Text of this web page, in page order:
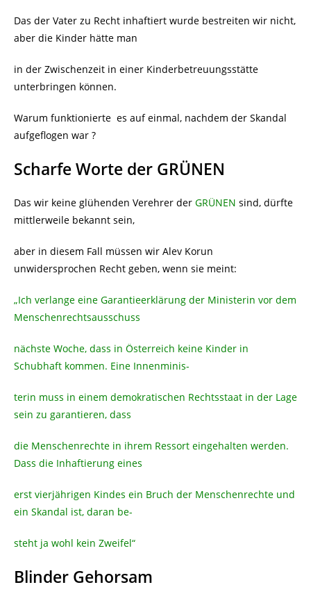
Das der Vater zu Recht inhaftiert wurde bestreiten wir nicht,
aber die Kinder hätte man
in der Zwischenzeit in einer Kinderbetreuungsstätte
unterbringen können.
Warum funktionierte es auf einmal, nachdem der Skandal
aufgeflogen war ?
Scharfe Worte der GRÜNEN
Das wir keine glühenden Verehrer der GRÜNEN sind, dürfte
mittlerweile bekannt sein,
aber in diesem Fall müssen wir Alev Korun
unwidersprochen Recht geben, wenn sie meint:
„Ich verlange eine Garantieerklärung der Ministerin vor dem
Menschenrechtsausschuss
nächste Woche, dass in Österreich keine Kinder in
Schubhaft kommen. Eine Innenminis-
terin muss in einem demokratischen Rechtsstaat in der Lage
sein zu garantieren, dass
die Menschenrechte in ihrem Ressort eingehalten werden.
Dass die Inhaftierung eines
erst vierjährigen Kindes ein Bruch der Menschenrechte und
ein Skandal ist, daran be-
steht ja wohl kein Zweifel“
Blinder Gehorsam